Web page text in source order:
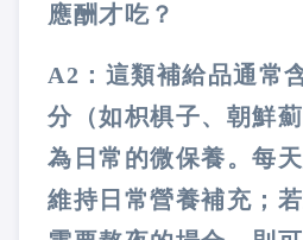
應酬才吃？
A2：這類補給品通常
分（如枳椇子、朝鮮
為日常的微保養。每
維持日常營養補充；